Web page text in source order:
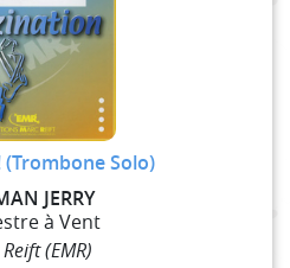
Solo)
JERRY
à Vent
(EMR)